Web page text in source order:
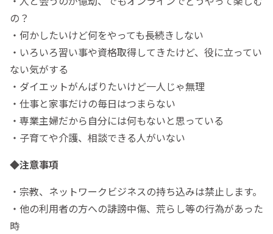
の？
・何かしたいけど何をやっても長続きしない
・いろいろ習い事や資格取得してきたけど、役に立ってい
ない気がする
・ダイエットがんばりたいけど一人じゃ無理
・仕事と家事だけの毎日はつまらない
・専業主婦だから自分には何もないと思っている
・子育てや介護、相談できる人がいない
◆注意事項
・宗教、ネットワークビジネスの持ち込みは禁止します。
・他の利用者の方への誹謗中傷、荒らし等の行為があった
時